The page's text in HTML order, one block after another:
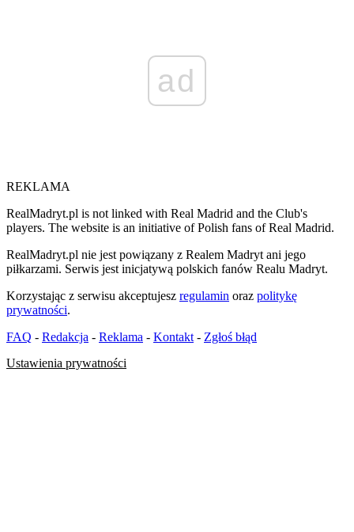
ad
REKLAMA
RealMadryt.pl is not linked with Real Madrid and the Club's
players. The website is an initiative of Polish fans of Real Madrid.
RealMadryt.pl nie jest powiązany z Realem Madryt ani jego
piłkarzami. Serwis jest inicjatywą polskich fanów Realu Madryt.
Korzystając z serwisu akceptujesz regulamin oraz politykę
prywatności.
FAQ - Redakcja - Reklama - Kontakt - Zgłoś błąd
Ustawienia prywatności